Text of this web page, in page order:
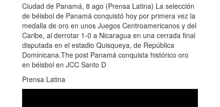
Ciudad de Panamá, 8 ago (Prensa Latina) La selección
de béisbol de Panamá conquistó hoy por primera vez la
medalla de oro en unos Juegos Centroamericanos y del
Caribe, al derrotar 1-0 a Nicaragua en una cerrada final
disputada en el estadio Quisqueya, de República
Dominicana.The post Panamá conquista histórico oro
en béisbol en JCC Santo D
Prensa Latina